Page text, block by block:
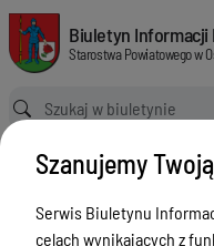
Retransmisje z obrad Rady
Biuletyn Informacji Publicznej
Biuletyn Informacji
Starostwa Powiatowego w
Ścieżka powrotu
Strona główna
Informacja
Retransmisje z obrad
Informacja
Szanujemy
Serwis Biuletynu
celach wynikających z